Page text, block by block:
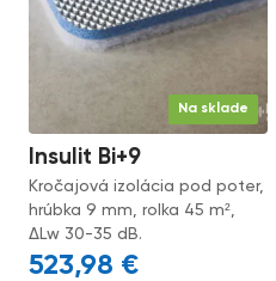
Na sklade
Insulit Bi+9
Kročajová izolácia pod poter,
hrúbka 9 mm, rolka 45 m²,
ΔLw 30-35 dB.
523,98 €